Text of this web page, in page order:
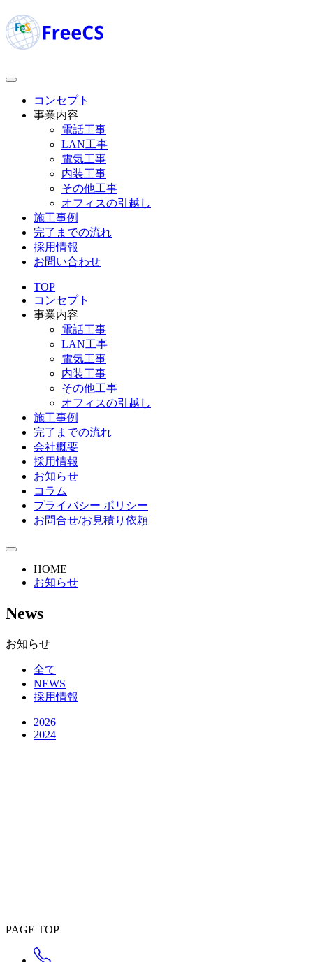
コンセプト
事業内容
電話工事
LAN工事
電気工事
内装工事
その他工事
オフィスの引越し
施工事例
完了までの流れ
採用情報
お問い合わせ
TOP
コンセプト
事業内容
電話工事
LAN工事
電気工事
内装工事
その他工事
オフィスの引越し
施工事例
完了までの流れ
会社概要
採用情報
お知らせ
コラム
プライバシー ポリシー
お問合せ/お見積り依頼
HOME
お知らせ
News
お知らせ
全て
NEWS
採用情報
2026
2024
PAGE TOP